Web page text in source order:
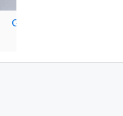
Gyuri